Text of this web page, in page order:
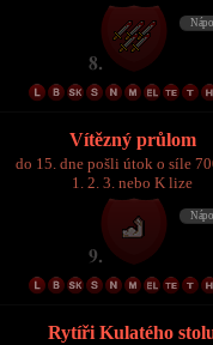
Vítězný průlom
do 15. dne pošli útok o síle
1. 2. 3. nebo K lize
Rytíři Kulatého